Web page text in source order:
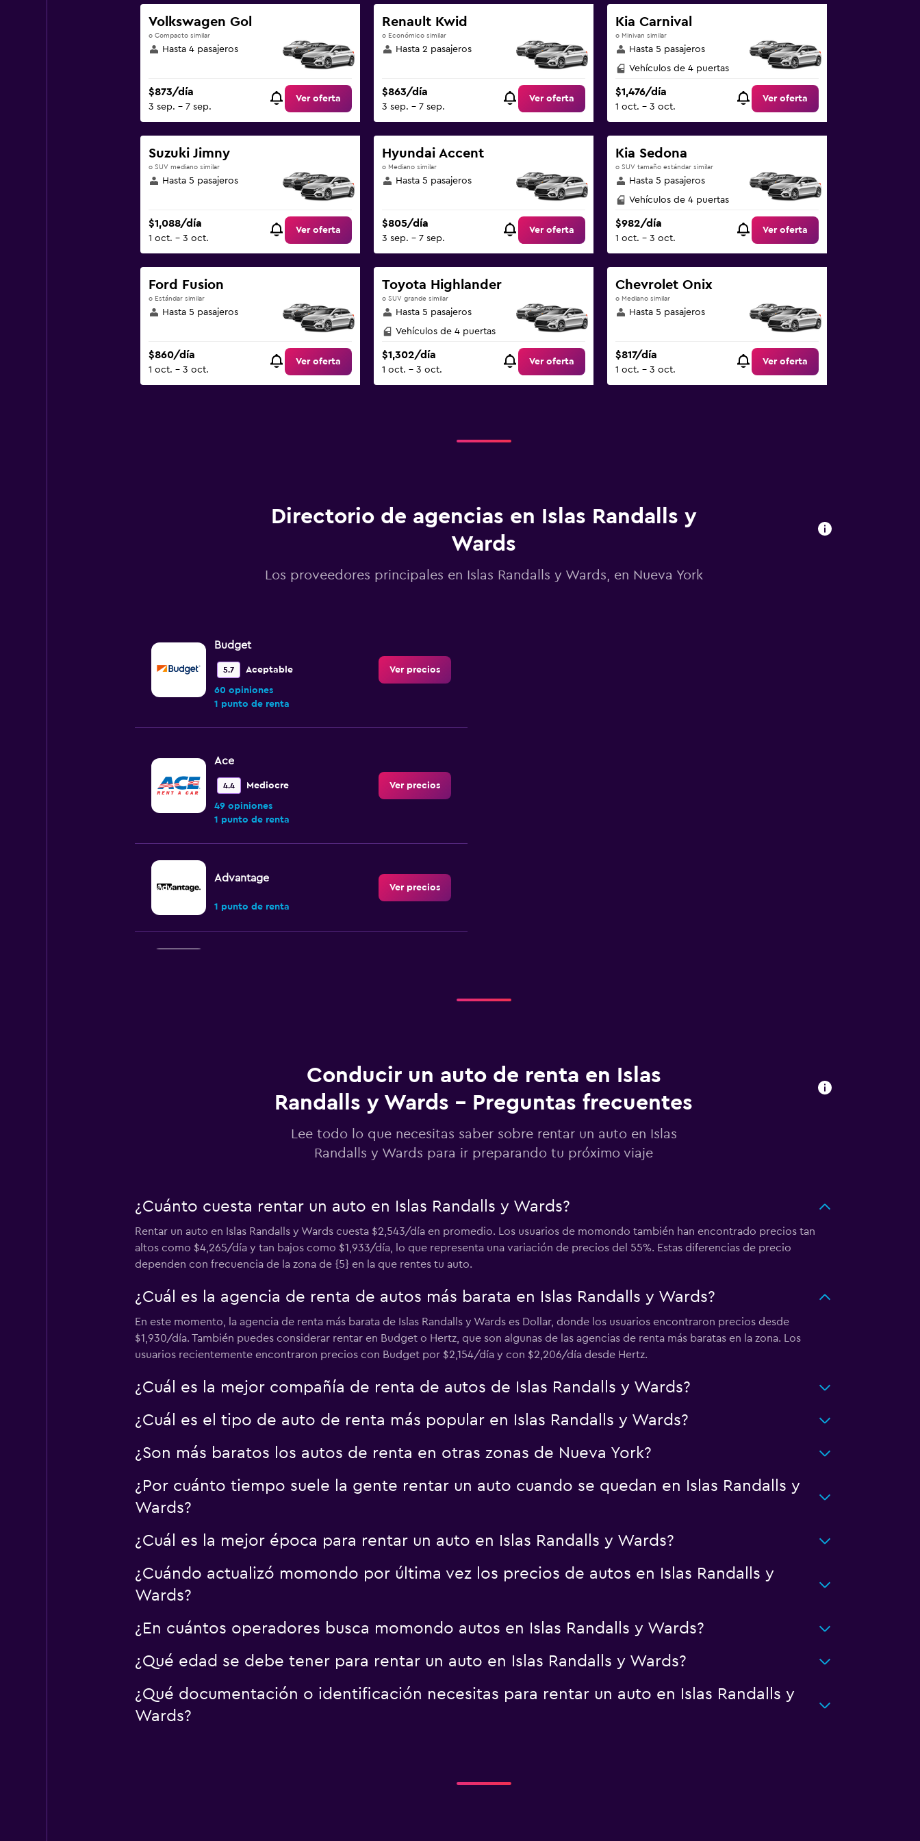
Volkswagen Gol
o Compacto similar
Hasta 4 pasajeros
$873/día
3 sep. - 7 sep.
Ver oferta
Renault Kwid
o Económico similar
Hasta 2 pasajeros
$863/día
3 sep. - 7 sep.
Ver oferta
Kia Carnival
o Minivan similar
Hasta 5 pasajeros
Vehículos de 4 puertas
$1,476/día
1 oct. - 3 oct.
Ver oferta
Suzuki Jimny
o SUV mediano similar
Hasta 5 pasajeros
$1,088/día
1 oct. - 3 oct.
Ver oferta
Hyundai Accent
o Mediano similar
Hasta 5 pasajeros
$805/día
3 sep. - 7 sep.
Ver oferta
Kia Sedona
o SUV tamaño estándar similar
Hasta 5 pasajeros
Vehículos de 4 puertas
$982/día
1 oct. - 3 oct.
Ver oferta
Ford Fusion
o Estándar similar
Hasta 5 pasajeros
$860/día
1 oct. - 3 oct.
Ver oferta
Toyota Highlander
o SUV grande similar
Hasta 5 pasajeros
Vehículos de 4 puertas
$1,302/día
1 oct. - 3 oct.
Ver oferta
Chevrolet Onix
o Mediano similar
Hasta 5 pasajeros
$817/día
1 oct. - 3 oct.
Ver oferta
Directorio de agencias en Islas Randalls y
Wards
Los proveedores principales en Islas Randalls y Wards, en Nueva York
Budget
5.7 Aceptable
60 opiniones
1 punto de renta
Ver precios
Ace
4.4 Mediocre
49 opiniones
1 punto de renta
Ver precios
Advantage
1 punto de renta
Ver precios
1 punto de renta
Ver precios
28 opiniones
1 punto de renta
27 opiniones
2 puntos de renta
5.1 Aceptable
14 opiniones
1 punto de renta
Ver precios
Conducir un auto de renta en Islas
Randalls y Wards - Preguntas frecuentes
Lee todo lo que necesitas saber sobre rentar un auto en Islas
Randalls y Wards para ir preparando tu próximo viaje
¿Cuánto cuesta rentar un auto en Islas Randalls y Wards?
Rentar un auto en Islas Randalls y Wards cuesta $2,543/día en promedio. Los usuarios de momondo también han encontrado precios tan
altos como $4,265/día y tan bajos como $1,933/día, lo que representa una variación de precios del 55%. Estas diferencias de precio
dependen con frecuencia de la zona de {5} en la que rentes tu auto.
¿Cuál es la agencia de renta de autos más barata en Islas Randalls y Wards?
En este momento, la agencia de renta más barata de Islas Randalls y Wards es Dollar, donde los usuarios encontraron precios desde
$1,930/día. También puedes considerar rentar en Budget o Hertz, que son algunas de las agencias de renta más baratas en la zona. Los
usuarios recientemente encontraron precios con Budget por $2,154/día y con $2,206/día desde Hertz.
¿Cuál es la mejor compañía de renta de autos de Islas Randalls y Wards?
¿Cuál es el tipo de auto de renta más popular en Islas Randalls y Wards?
¿Son más baratos los autos de renta en otras zonas de Nueva York?
¿Por cuánto tiempo suele la gente rentar un auto cuando se quedan en Islas Randalls y
Wards?
¿Cuál es la mejor época para rentar un auto en Islas Randalls y Wards?
¿Cuándo actualizó momondo por última vez los precios de autos en Islas Randalls y
Wards?
¿En cuántos operadores busca momondo autos en Islas Randalls y Wards?
¿Qué edad se debe tener para rentar un auto en Islas Randalls y Wards?
¿Qué documentación o identificación necesitas para rentar un auto en Islas Randalls y
Wards?